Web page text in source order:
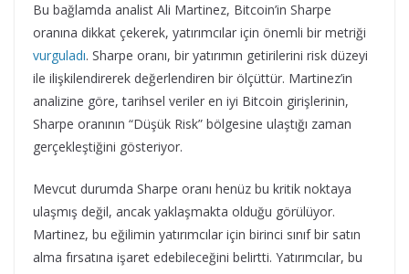
Bu bağlamda analist Ali Martinez, Bitcoin’in Sharpe
oranına dikkat çekerek, yatırımcılar için önemli bir metriği
vurguladı. Sharpe oranı, bir yatırımın getirilerini risk düzeyi
ile ilişkilendirerek değerlendiren bir ölçüttür. Martinez’in
analizine göre, tarihsel veriler en iyi Bitcoin girişlerinin,
Sharpe oranının “Düşük Risk” bölgesine ulaştığı zaman
gerçekleştiğini gösteriyor.
Mevcut durumda Sharpe oranı henüz bu kritik noktaya
ulaşmış değil, ancak yaklaşmakta olduğu görülüyor.
Martinez, bu eğilimin yatırımcılar için birinci sınıf bir satın
alma fırsatına işaret edebileceğini belirtti. Yatırımcılar, bu